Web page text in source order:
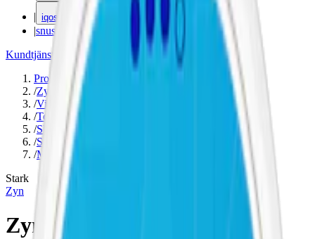
| iqos
|snuskuriren
Kundtjänst
Varumärken
Produkter
/Zyn
/Vitt snus
/Torr Portion
/Slim
/Stark
/Mint
Stark
Zyn
Zyn Menthol Ice Slim 5